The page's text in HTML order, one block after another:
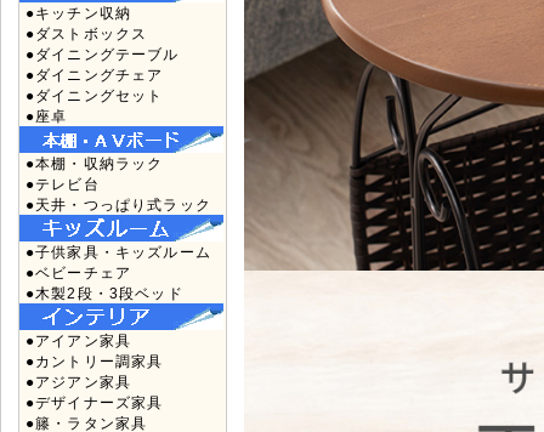
●キッチン収納
●ダストボックス
●ダイニングテーブル
●ダイニングチェア
●ダイニングセット
●座卓
●本棚・収納ラック
●テレビ台
●天井・つっぱり式ラック
●子供家具・キッズルーム
●ベビーチェア
●木製2段・3段ベッド
●アイアン家具
●カントリー調家具
●アジアン家具
●デザイナーズ家具
●籐・ラタン家具